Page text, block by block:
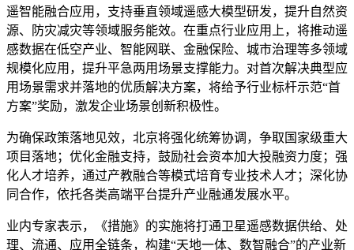
遥智能融合应用，支持垂直领域遥感大模型研发，提升自然资
源、防灾减灾等领域服务能效。在重点行业应用上，将推动遥
感数据在低空产业、智能网联、金融保险、城市治理等多领域
规模化应用，提升平急两用场景支撑能力。对首次解决典型应
用场景需求并落地的优质解决方案，将给予行业标杆示范“首
方案”奖励，激发企业场景创新积极性。
为确保政策落地见效，北京将强化统筹协调，争取国家级重大
项目落地；优化金融支持，鼓励社会资本加大投融资力度；强
化人才培养，通过产教融合等模式培育专业技术人才；深化协
同合作，依托各类高端平台提升产业融通发展水平。
业内专家表示，《措施》的实施将打通卫星遥感数据供给、处
理、流通、应用全链条，构建“天地一体、数智融合”的产业新